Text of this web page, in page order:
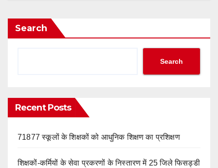
Search
Search
Recent Posts
71877 स्कूलों के शिक्षकों को आधुनिक शिक्षण का प्रशिक्षण
शिक्षकों-कर्मियों के सेवा प्रकरणों के निस्तारण में 25 जिले फिसड्डी